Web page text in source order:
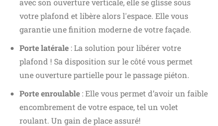
votre plafond et libère alors l'espace. Elle vous
garantie une finition moderne de votre façade.
Porte latérale : La solution pour libérer votre
plafond ! Sa disposition sur le côté vous permet
une ouverture partielle pour le passage piéton.
Porte enroulable : Elle vous permet d’avoir un faible
encombrement de votre espace, tel un volet
roulant. Un gain de place assuré!